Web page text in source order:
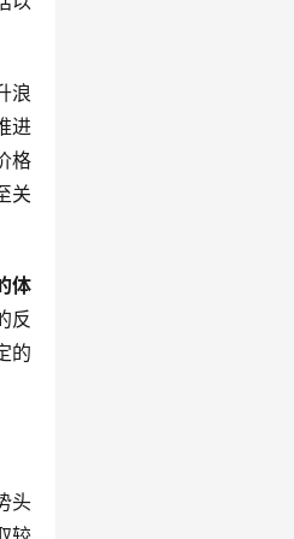
浪
进
格
关
体
反
的
头